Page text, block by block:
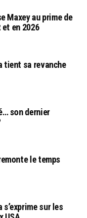
Maxey au prime de
en 2026
tient sa revanche
son dernier
le temps
sur les